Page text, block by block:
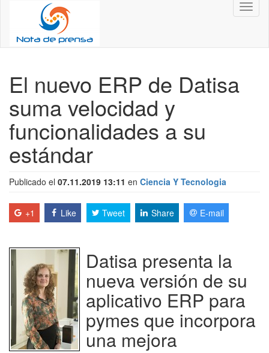
El nuevo ERP de Datisa
suma velocidad y
funcionalidades a su
estándar
Publicado el 07.11.2019 13:11 en Ciencia Y Tecnologia
+1 Like Tweet Share E-mail
Datisa presenta la
nueva versión de su
aplicativo ERP para
pymes que incorpora
una mejora